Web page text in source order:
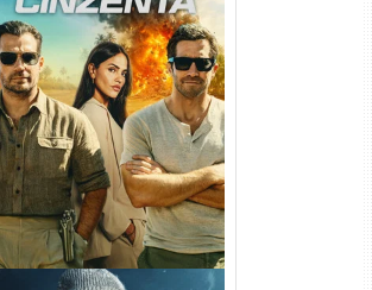
Na Zona Cinzenta Torrent
(2026) WEB-DL 1080p/4K
Dual Áudio